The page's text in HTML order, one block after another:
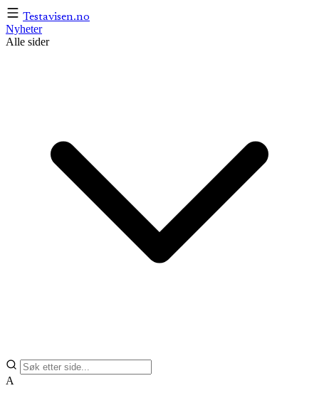
Testavisen.no
Nyheter
Alle sider
A